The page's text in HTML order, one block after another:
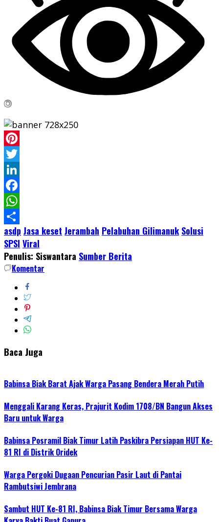
Pinterest
Twitter
LinkedIn
Facebook
WhatsApp
Share
asdp Jasa keset Jerambah Pelabuhan Gilimanuk Solusi
SPSI Viral
Penulis: Siswantara Sumber Berita
Komentar
Baca Juga
Babinsa Biak Barat Ajak Warga Pasang Bendera Merah Putih
Menggali Karang Keras, Prajurit Kodim 1708/BN Bangun Akses
Baru untuk Warga
Babinsa Posramil Biak Timur Latih Paskibra Persiapan HUT Ke-
81 RI di Distrik Oridek
Warga Pergoki Dugaan Pencurian Pasir Laut di Pantai
Rambutsiwi Jembrana
Sambut HUT Ke-81 RI, Babinsa Biak Timur Bersama Warga